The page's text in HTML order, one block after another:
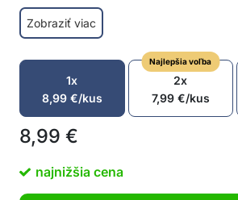
kúzelné pero vyschne, automaticky
takže môžete zošity používať znova
Sada magických pier: 1 pero a
Po vyschnutí písmo
Viacnásobné použitie
Vhodné na zdokonalenie
Skvelý darček pre všetky deti
Sada obsahuje: 1x pero a 5x
zošity KidBook
Zobraziť viac
1x
8,99 €/kus
Najlepšia voľba
2x
7,99 €/kus
8,99 €
najnižšia cena